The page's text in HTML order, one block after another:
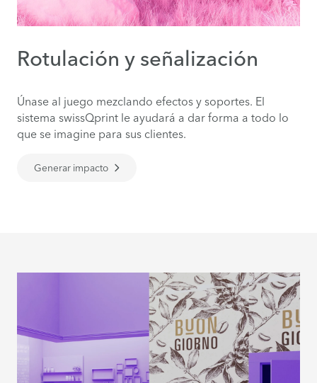
Rotulación y señalización
Únase al juego mezclando efectos y soportes. El
sistema swissQprint le ayudará a dar forma a todo lo
que se imagine para sus clientes.
Generar impacto